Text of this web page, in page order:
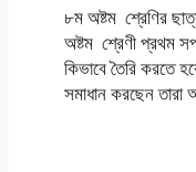
৮ম অষ্টম শ্রেণির
অষ্টম শ্রেণী প্রথম
কিভাবে তৈরি করতে
সমাধান করছেন